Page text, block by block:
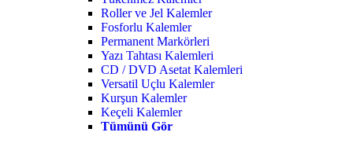
Roller ve Jel Kalemler
Fosforlu Kalemler
Permanent Markörleri
Yazı Tahtası Kalemleri
CD / DVD Asetat Kalemleri
Versatil Uçlu Kalemler
Kurşun Kalemler
Keçeli Kalemler
Tümünü Gör